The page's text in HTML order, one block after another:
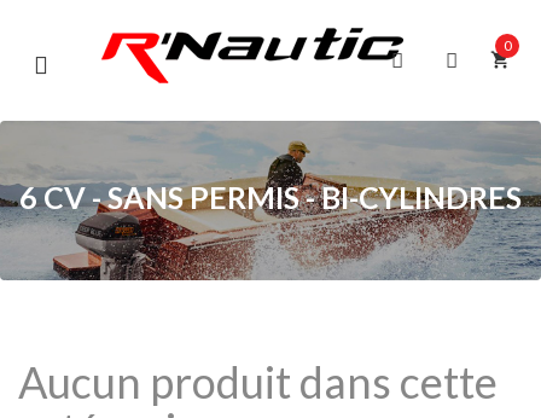
shopping_cart
0
6 CV - SANS PERMIS - BI-CYLINDRES
Aucun produit dans cette